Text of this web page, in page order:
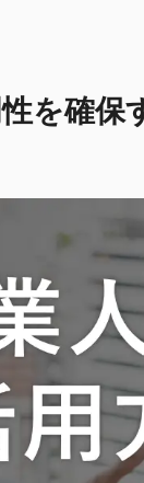
を確